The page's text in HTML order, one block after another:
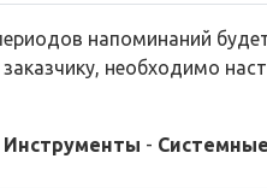
напоминаний
необходимо
Инструменты -